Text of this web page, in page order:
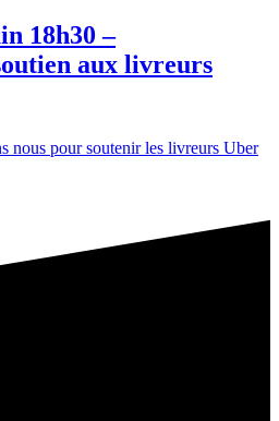
18h30 –
aux livreurs
nous pour soutenir les livreurs Uber